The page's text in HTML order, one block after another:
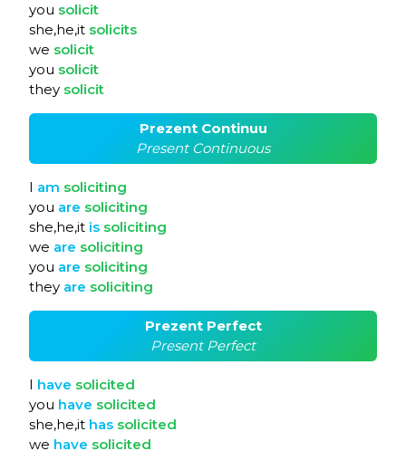
you solicit
she,he,it solicits
we solicit
you solicit
they solicit
Prezent Continuu
Present Continuous
I am soliciting
you are soliciting
she,he,it is soliciting
we are soliciting
you are soliciting
they are soliciting
Prezent Perfect
Present Perfect
I have solicited
you have solicited
she,he,it has solicited
we have solicited